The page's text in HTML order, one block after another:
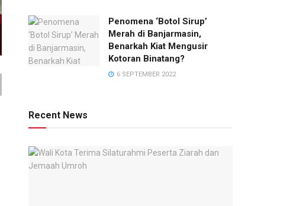
Penomena ‘Botol Sirup’
Merah di Banjarmasin,
Benarkah Kiat Mengusir
Kotoran Binatang?
6 SEPTEMBER 2022
Recent News